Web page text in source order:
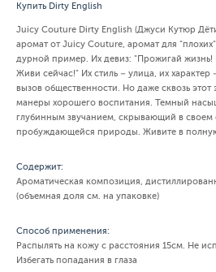
Купить Dirty English
Juicy Couture Dirty English (Джуси Кутюр
аромат от Juicy Couture, аромат для
дурной пример. Их девиз: "Прожигай
Живи сейчас!" Их стиль – улица, их
вызов общественности. Но даже сквозь
манеры хорошего воспитания. Темный
глубинным звучанием, скрывающий в своем
пробуждающейся природы. Живите в
Содержит:
Ароматическая композиция,
(объемная доля см. на упаковке)
Способ применения:
Распылять на кожу с расстояния 15см. Не
Избегать попадания в глаза